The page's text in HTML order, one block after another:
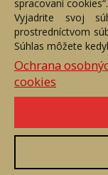
spracovaní cookies“.
Vyjadrite svoj
prostredníctvom
Súhlas môžete
Ochrana
cookies